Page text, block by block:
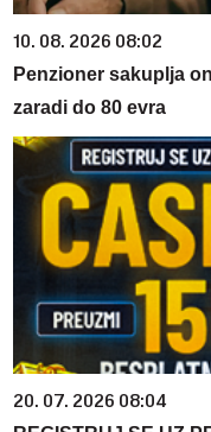
10. 08. 2026 08:02
Penzioner sakuplja
zaradi do 80 evra
20. 07. 2026 08:04